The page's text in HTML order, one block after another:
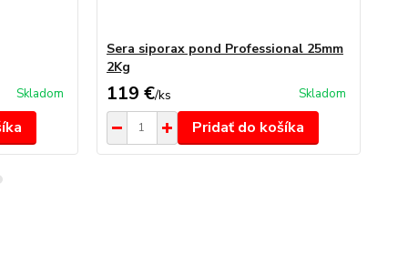
Skladom
Sera siporax pond Professional 25mm
2Kg
119 €/ks Skladom
Pridať do košíka